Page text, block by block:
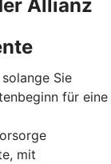
Allianz
Sie
für eine
mit